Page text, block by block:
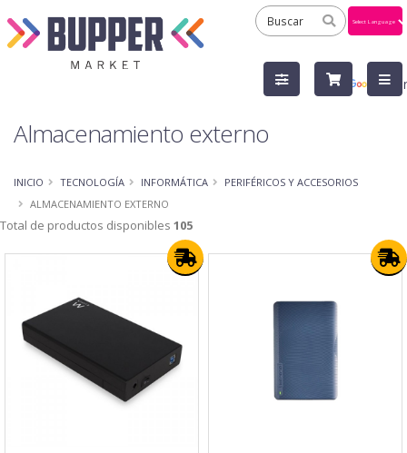
by
Almacenamiento externo
INICIO TECNOLOGÍA INFORMÁTICA
PERIFÉRICOS Y ACCESORIOS
ALMACENAMIENTO EXTERNO
Total de productos disponibles 105